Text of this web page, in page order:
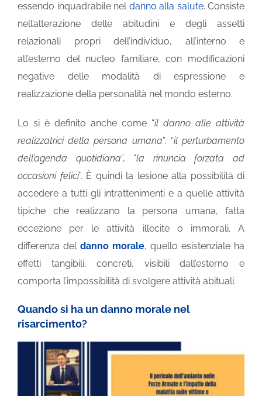
essendo inquadrabile nel danno alla salute. Consiste
nell’alterazione delle abitudini e degli assetti
relazionali propri dell’individuo, all’interno e
all’esterno del nucleo familiare, con modificazioni
negative delle modalità di espressione e
realizzazione della personalità nel mondo esterno.
Lo si è definito anche come “il danno alle attività
realizzatrici della persona umana”, “il perturbamento
dell’agenda quotidiana”, “la rinuncia forzata ad
occasioni felici”. È quindi la lesione alla possibilità di
accedere a tutti gli intrattenimenti e a quelle attività
tipiche che realizzano la persona umana, fatta
eccezione per le attività illecite o immorali. A
differenza del danno morale, quello esistenziale ha
effetti tangibili, concreti, visibili dall’esterno e
comporta l’impossibilità di svolgere attività abituali.
Quando si ha un danno morale nel
risarcimento?